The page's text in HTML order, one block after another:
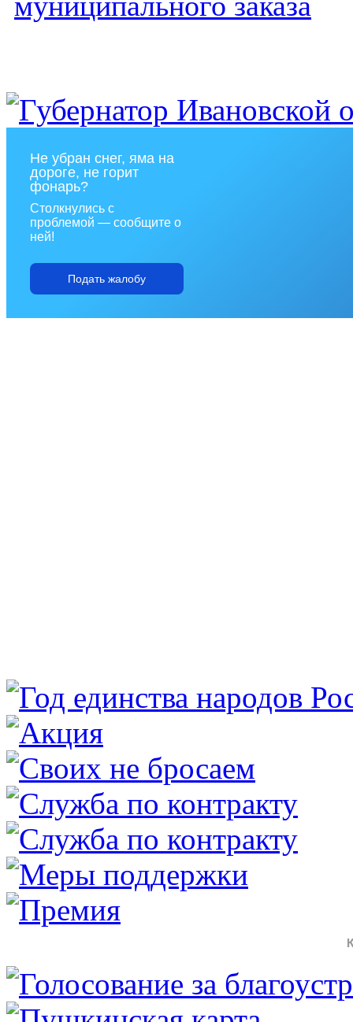
Не убран снег, яма на
дороге, не горит
фонарь?
Столкнулись с
проблемой — сообщите о
ней!
Подать жалобу